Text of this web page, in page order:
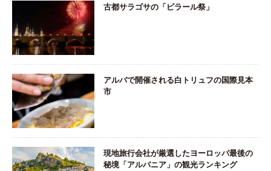
古都サラゴサの「ピラール祭」
アルバで開催される白トリュフの国際見本
市
現地旅行会社が厳選したヨーロッパ最後の
秘境「アルバニア」の観光ランキング